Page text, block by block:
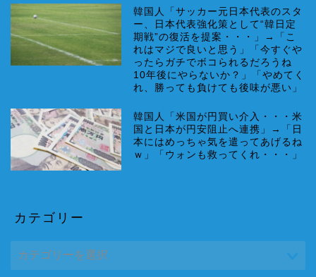
韓国人「サッカー元日本代表のスタ
ー、日本代表強化策として“韓日定
期戦”の復活を提案・・・」→「こ
れはマジで良いと思う」「今すぐや
ったらガチでボコられるだろうね
10年後にやらないか？」「やめてく
れ、勝っても負けても後味が悪い」
韓国人「米国が円買い介入・・・米
国と日本が円安阻止へ連携」→「日
本にはめっちゃ気を遣ってあげるね
ｗ」「ウォンも救ってくれ・・・」
カテゴリー